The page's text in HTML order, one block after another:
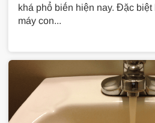
khá phổ biến hiện nay. Đặc
máy con...